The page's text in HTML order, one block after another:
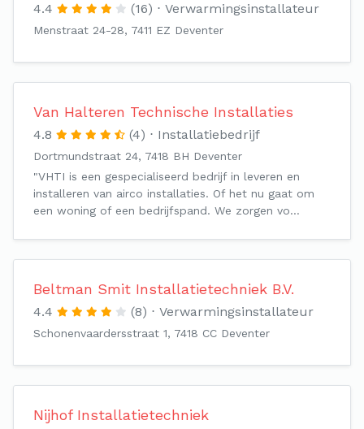
4.4 (16) Verwarmingsinstallateur
Menstraat 24-28, 7411 EZ Deventer
Van Halteren Technische Installaties
4.8 (4) Installatiebedrijf
Dortmundstraat 24, 7418 BH Deventer
"VHTI is een gespecialiseerd bedrijf in leveren en
installeren van airco installaties. Of het nu gaat om
een woning of een bedrijfspand. We zorgen vo…
Beltman Smit Installatietechniek B.V.
4.4 (8) Verwarmingsinstallateur
Schonenvaardersstraat 1, 7418 CC Deventer
Nijhof Installatietechniek